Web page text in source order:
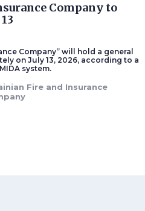
Company to
Company” will hold a general
on July 13, 2026, according to a
system.
Fire and Insurance